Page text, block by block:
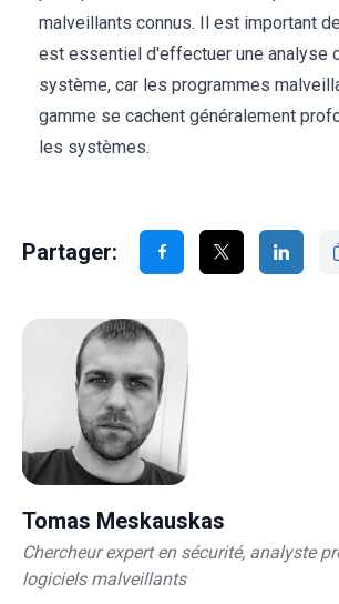
malveillants connus. Il est important
est essentiel d'effectuer une analyse
système, car les programmes
gamme se cachent généralement
les systèmes.
Partager:
Tomas Meskauskas
Chercheur expert en sécurité, analyste
logiciels malveillants